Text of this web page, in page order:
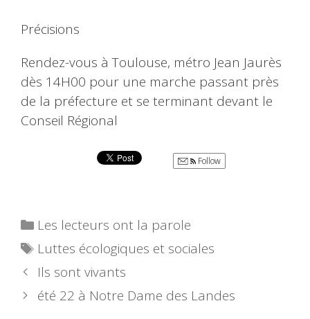
Précisions
Rendez-vous à Toulouse, métro Jean Jaurès
dès 14H00 pour une marche passant près
de la préfecture et se terminant devant le
Conseil Régional
Follow
Catégories
Les lecteurs ont la parole
Étiquettes
Luttes écologiques et sociales
Ils sont vivants
été 22 à Notre Dame des Landes